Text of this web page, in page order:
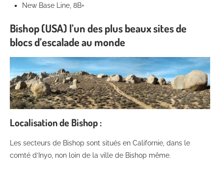
New Base Line, 8B+
Bishop (USA) l’un des plus beaux sites de
blocs d’escalade au monde
Localisation de Bishop :
Les secteurs de Bishop sont situés en Californie, dans le
comté d’Inyo, non loin de la ville de Bishop même.